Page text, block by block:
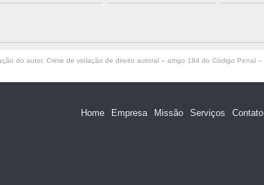
do autor. Crime de violação de direito autoral – artigo 184 do Código Penal –
Home Empresa Missão Serviços Contato